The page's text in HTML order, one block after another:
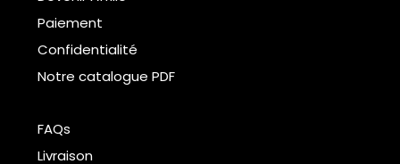
Paiement
Confidentialité
Notre catalogue PDF
FAQs
Livraison